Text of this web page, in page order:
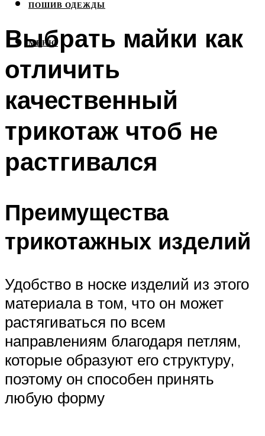
ПОШИВ ОДЕЖДЫ
МЕНЮ
Выбрать майки как
отличить
качественный
трикотаж чтоб не
растгивался
Преимущества
трикотажных изделий
Удобство в носке изделий из этого
материала в том, что он может
растягиваться по всем
направлениям благодаря петлям,
которые образуют его структуру,
поэтому он способен принять
любую форму